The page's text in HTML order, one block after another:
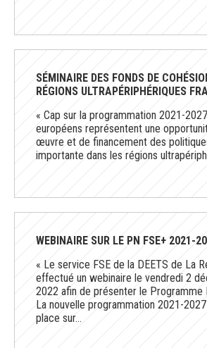
SÉMINAIRE DES FONDS DE
RÉGIONS ULTRAPÉRIPHÉRIQUES
« Cap sur la programmation 2021-
européens représentent une
œuvre et de financement des
importante dans les régions
WEBINAIRE SUR LE PN FSE+ 2021-
« Le service FSE de la DEETS de La
effectué un webinaire le vendredi 2
2022 afin de présenter le Programme
La nouvelle programmation 2021-
place sur...